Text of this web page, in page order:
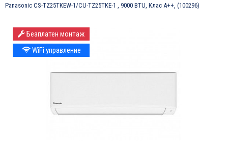
Panasonic CS-TZ25TKEW-1/CU-TZ25TKE-1 , 9000 BTU, Клас A++, (100296)
Преминете
към
края
на
Безплатен монтаж
WiFi управление